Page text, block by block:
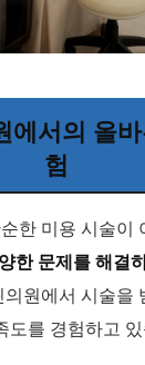
에서의 올
험
한 미용 시술이
한 문제를 해결
원에서 시술을
도를 경험하고